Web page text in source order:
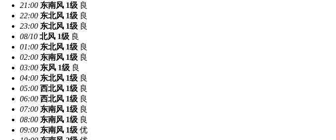
21:00 东南风 1级 良
22:00 东北风 1级 良
23:00 东北风 1级 良
08/10 北风 1级 良
01:00 东北风 1级 良
02:00 东南风 1级 良
03:00 东风 1级 良
04:00 东北风 1级 良
05:00 西北风 1级 良
06:00 西北风 1级 良
07:00 东南风 1级 良
08:00 东南风 1级 良
09:00 东南风 1级 优